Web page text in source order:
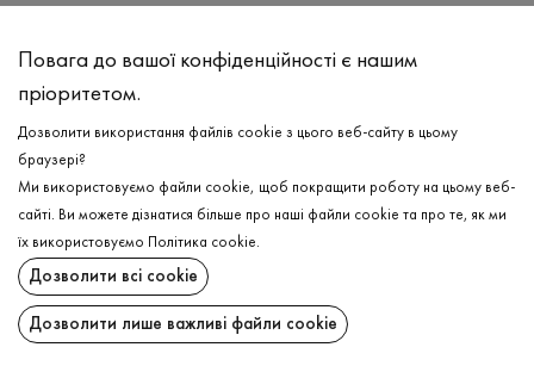
Класична чоловіча футболка у бежевому кольорі стане
цікавим доповненням до Вашого гардероба, оскільки відшита в
літніх яскравих кольорах, які водночас легко комбінуються з
різними елементами одягу! Має короткий рукав та горловину
V-подібної форми з рібани, яка не тільки виглядає стильно, але
й має гарну міцність та здатність зберігати форму. Бавовняний
склад з додаванням еластану надає виробу зносостійкості та
водночас ніжної на дотик фактури.
СКЛАД
Бавовна - 95%, Еластан - 5%
ДОСТАВКА
ПОВЕРНЕННЯ
Повага до вашої конфіденційності є нашим
пріоритетом.
Дозволити використання файлів cookie з цього веб-сайту в цьому
браузері?
Ми використовуємо файли cookie, щоб покращити роботу на цьому веб-
сайті. Ви можете дізнатися більше про наші файли cookie та про те, як ми
їх використовуємо
Політика cookie.
Дозволити всі cookie
Дозволити лише важливі файли cookie